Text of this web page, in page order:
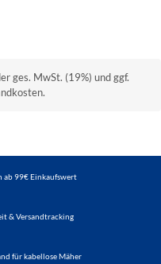
ges. MwSt. (19%) und ggf.
ab 99€ Einkaufswert
& Versandtracking
für kabellose Mäher